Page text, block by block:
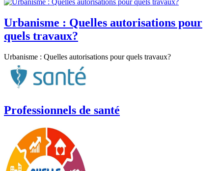
Urbanisme : Quelles autorisations pour
quels travaux?
Urbanisme : Quelles autorisations pour quels travaux?
Professionnels de santé